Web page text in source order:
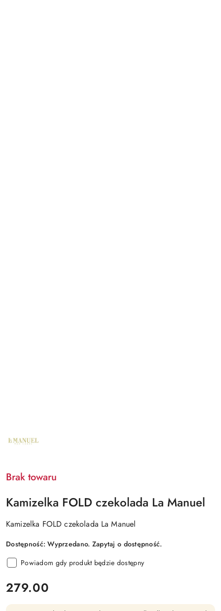
LA
MANUEL
Brak towaru
Kamizelka FOLD czekolada La Manuel
Kamizelka FOLD czekolada La Manuel
Dostępność:Wyprzedano. Zapytaj o dostępność.
Powiadom gdy produkt będzie dostępny
cena:
279.00